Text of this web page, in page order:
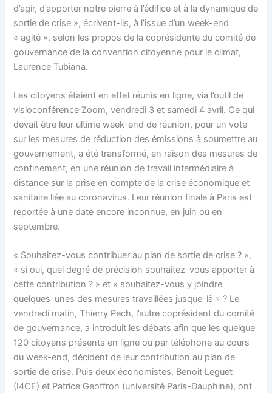
d’agir, d’apporter notre pierre à l’édifice et à la dynamique de
sortie de crise », écrivent-ils, à l’issue d’un week-end
« agité », selon les propos de la coprésidente du comité de
gouvernance de la convention citoyenne pour le climat,
Laurence Tubiana.
Les citoyens étaient en effet réunis en ligne, via l’outil de
visioconférence Zoom, vendredi 3 et samedi 4 avril. Ce qui
devait être leur ultime week-end de réunion, pour un vote
sur les mesures de réduction des émissions à soumettre au
gouvernement, a été transformé, en raison des mesures de
confinement, en une réunion de travail intermédiaire à
distance sur la prise en compte de la crise économique et
sanitaire liée au coronavirus. Leur réunion finale à Paris est
reportée à une date encore inconnue, en juin ou en
septembre.
« Souhaitez-vous contribuer au plan de sortie de crise ? »,
« si oui, quel degré de précision souhaitez-vous apporter à
cette contribution ? » et « souhaitez-vous y joindre
quelques-unes des mesures travaillées jusque-là » ? Le
vendredi matin, Thierry Pech, l’autre coprésident du comité
de gouvernance, a introduit les débats afin que les quelque
120 citoyens présents en ligne ou par téléphone au cours
du week-end, décident de leur contribution au plan de
sortie de crise. Puis deux économistes, Benoit Leguet
(I4CE) et Patrice Geoffron (université Paris-Dauphine), ont